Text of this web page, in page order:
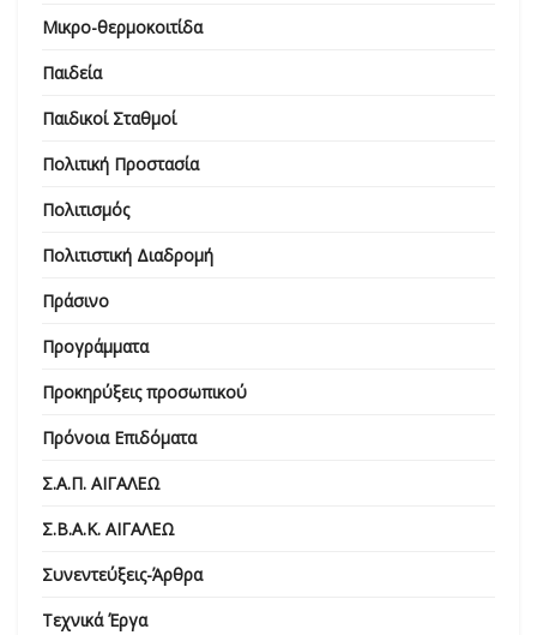
Μικρο-θερμοκοιτίδα
Παιδεία
Παιδικοί Σταθμοί
Πολιτική Προστασία
Πολιτισμός
Πολιτιστική Διαδρομή
Πράσινο
Προγράμματα
Προκηρύξεις προσωπικού
Πρόνοια Επιδόματα
Σ.Α.Π. ΑΙΓΑΛΕΩ
Σ.Β.Α.Κ. ΑΙΓΑΛΕΩ
Συνεντεύξεις-Άρθρα
Τεχνικά Έργα